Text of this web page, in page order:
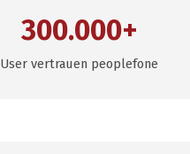
300.000+
User vertrauen peoplefone